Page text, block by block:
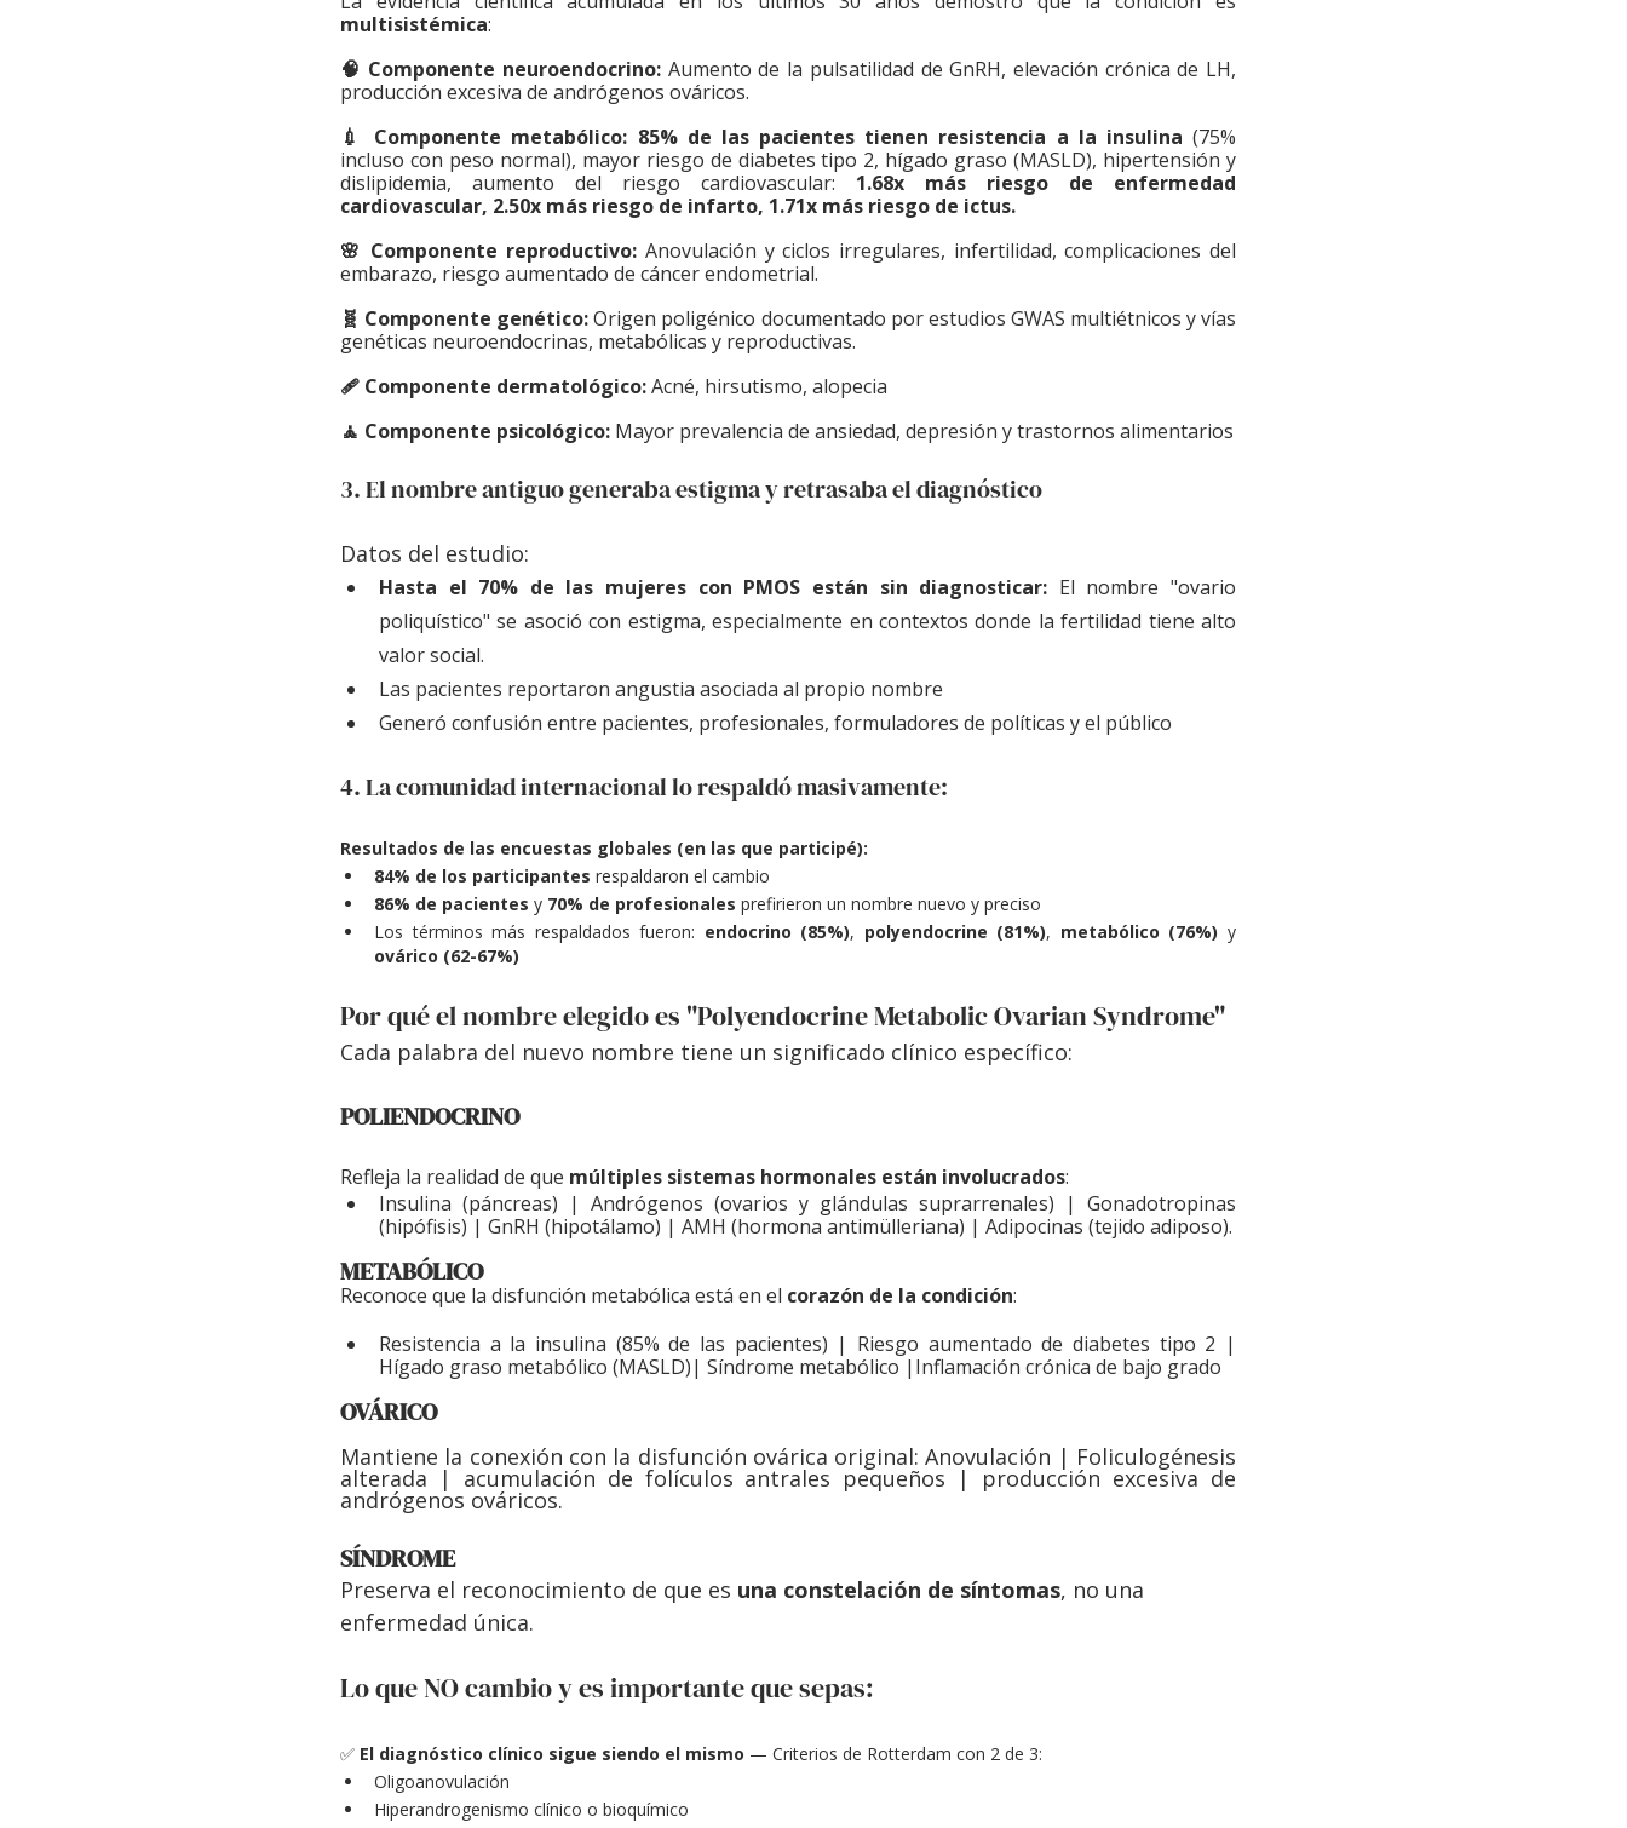
multisistémica:
🧠 Componente neuroendocrino: Aumento de la pulsatilidad de GnRH, elevación crónica de LH,
producción excesiva de andrógenos ováricos.
💉 Componente metabólico: 85% de las pacientes tienen resistencia a la insulina (75%
incluso con peso normal), mayor riesgo de diabetes tipo 2, hígado graso (MASLD), hipertensión y
dislipidemia, aumento del riesgo cardiovascular: 1.68x más riesgo de enfermedad
cardiovascular, 2.50x más riesgo de infarto, 1.71x más riesgo de ictus.
🌸 Componente reproductivo: Anovulación y ciclos irregulares, infertilidad, complicaciones del
embarazo, riesgo aumentado de cáncer endometrial.
🧬 Componente genético: Origen poligénico documentado por estudios GWAS multiétnicos y vías
genéticas neuroendocrinas, metabólicas y reproductivas.
🩹 Componente dermatológico: Acné, hirsutismo, alopecia
🧘 Componente psicológico: Mayor prevalencia de ansiedad, depresión y trastornos alimentarios
3. El nombre antiguo generaba estigma y retrasaba el diagnóstico
Datos del estudio:
Hasta el 70% de las mujeres con PMOS están sin diagnosticar: El nombre "ovario
poliquístico" se asoció con estigma, especialmente en contextos donde la fertilidad tiene alto
valor social.
Las pacientes reportaron angustia asociada al propio nombre
Generó confusión entre pacientes, profesionales, formuladores de políticas y el público
4. La comunidad internacional lo respaldó masivamente:
Resultados de las encuestas globales (en las que participé):
84% de los participantes respaldaron el cambio
86% de pacientes y 70% de profesionales prefirieron un nombre nuevo y preciso
Los términos más respaldados fueron: endocrino (85%), polyendocrine (81%), metabólico (76%)
ovárico (62-67%)
Por qué el nombre elegido es "Polyendocrine Metabolic Ovarian Syndrome"
Cada palabra del nuevo nombre tiene un significado clínico específico:
POLIENDOCRINO
Refleja la realidad de que múltiples sistemas hormonales están involucrados:
Insulina (páncreas) | Andrógenos (ovarios y glándulas suprarrenales) | Gonadotropinas
(hipófisis) | GnRH (hipotálamo) | AMH (hormona antimülleriana) | Adipocinas (tejido adiposo).
METABÓLICO
Reconoce que la disfunción metabólica está en el corazón de la condición:
Resistencia a la insulina (85% de las pacientes) | Riesgo aumentado de diabetes tipo 2 |
Hígado graso metabólico (MASLD)| Síndrome metabólico |Inflamación crónica de bajo grado
OVÁRICO
Mantiene la conexión con la disfunción ovárica original: Anovulación | Foliculogénesis
alterada | acumulación de folículos antrales pequeños | producción excesiva de
andrógenos ováricos.
SÍNDROME
Preserva el reconocimiento de que es una constelación de síntomas, no una
enfermedad única.
Lo que NO cambio y es importante que sepas:
✅ El diagnóstico clínico sigue siendo el mismo — Criterios de Rotterdam con 2 de 3:
Oligoanovulación
Hiperandrogenismo clínico o bioquímico